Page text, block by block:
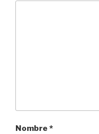
Nombre *